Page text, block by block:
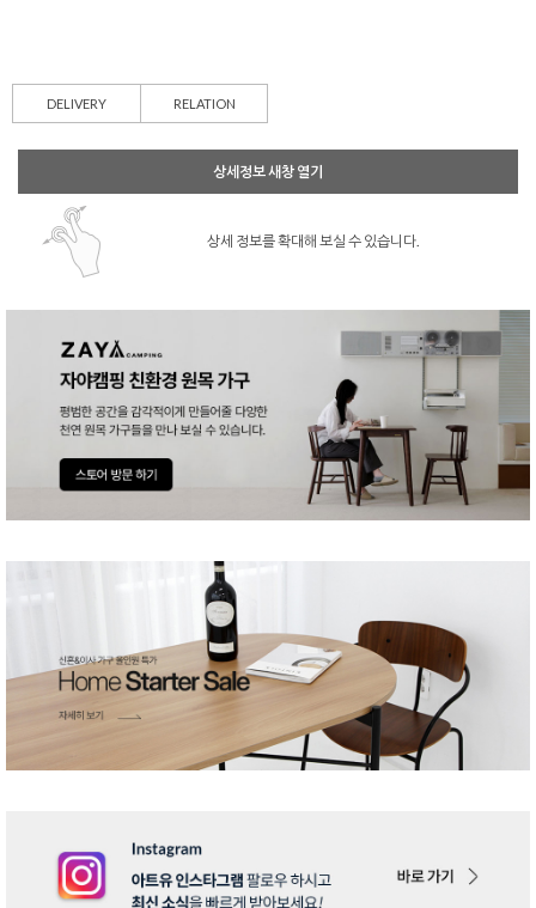
DELIVERY RELATION
상세정보 새창 열기
상세 정보를 확대해 보실 수 있습니다.